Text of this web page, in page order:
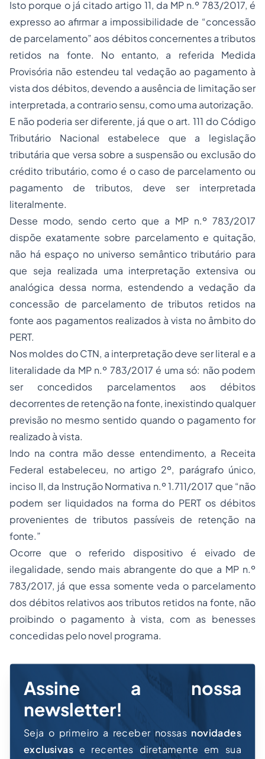
Isto porque o já citado artigo 11, da MP n.º 783/2017, é
expresso ao afirmar a impossibilidade de “concessão
de parcelamento” aos débitos concernentes a tributos
retidos na fonte. No entanto, a referida Medida
Provisória não estendeu tal vedação ao pagamento à
vista dos débitos, devendo a ausência de limitação ser
interpretada, a contrario sensu, como uma autorização.
E não poderia ser diferente, já que o art. 111 do Código
Tributário Nacional estabelece que a legislação
tributária que versa sobre a suspensão ou exclusão do
crédito tributário, como é o caso de parcelamento ou
pagamento de tributos, deve ser interpretada
literalmente.
Desse modo, sendo certo que a MP n.º 783/2017
dispõe exatamente sobre parcelamento e quitação,
não há espaço no universo semântico tributário para
que seja realizada uma interpretação extensiva ou
analógica dessa norma, estendendo a vedação da
concessão de parcelamento de tributos retidos na
fonte aos pagamentos realizados à vista no âmbito do
PERT.
Nos moldes do CTN, a interpretação deve ser literal e a
literalidade da MP n.º 783/2017 é uma só: não podem
ser concedidos parcelamentos aos débitos
decorrentes de retenção na fonte, inexistindo qualquer
previsão no mesmo sentido quando o pagamento for
realizado à vista.
Indo na contra mão desse entendimento, a Receita
Federal estabeleceu, no artigo 2º, parágrafo único,
inciso II, da Instrução Normativa n.º 1.711/2017 que “não
podem ser liquidados na forma do PERT os débitos
provenientes de tributos passíveis de retenção na
fonte.”
Ocorre que o referido dispositivo é eivado de
ilegalidade, sendo mais abrangente do que a MP n.º
783/2017, já que essa somente veda o parcelamento
dos débitos relativos aos tributos retidos na fonte, não
proibindo o pagamento à vista, com as benesses
concedidas pelo novel programa.
Assine a nossa
newsletter!
Seja o primeiro a receber nossas novidades
exclusivas e recentes diretamente em sua